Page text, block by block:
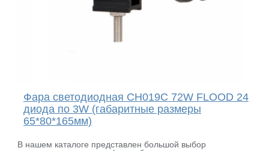
Фара светодиодная CH019C 72W FLOOD 24
диода по 3W (габаритные размеры
65*80*165мм)
В нашем каталоге представлен большой выбор